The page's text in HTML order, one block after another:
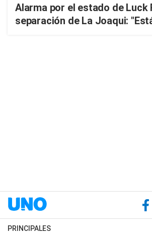
Alarma por el estado de Luck
separación de La Joaqui:
PRINCIPALES